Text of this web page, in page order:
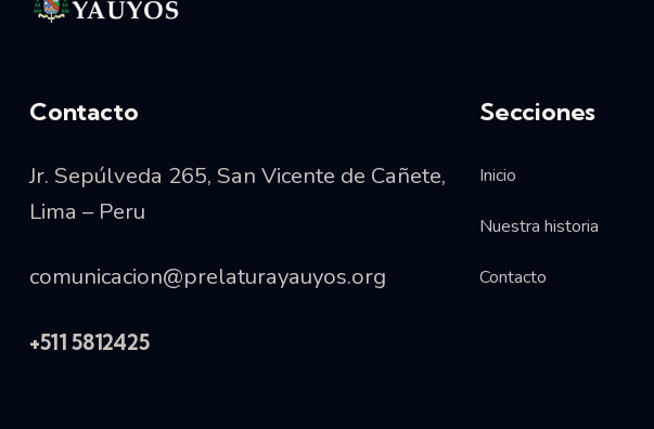
Contacto
Jr. Sepúlveda 265, San Vicente de Cañete,
Lima – Peru
comunicacion@prelaturayauyos.org
+511 5812425
Secciones
Inicio
Nuestra historia
Contacto